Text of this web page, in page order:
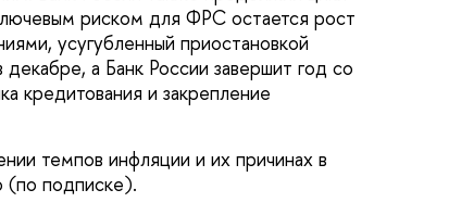
риском для ФРС остается рост
усугубленный приостановкой
а Банк России завершит год со
кредитования и закрепление
темпов инфляции и их причинах в
(по подписке).